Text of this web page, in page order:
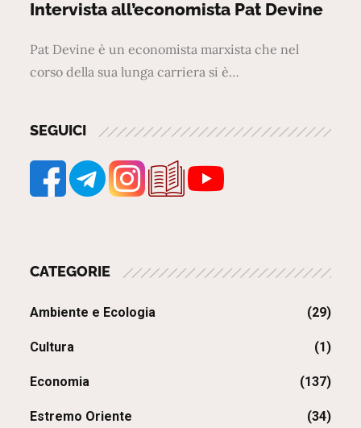
on
Intervista all’economista Pat Devine
Pat Devine è un economista marxista che nel
corso della sua lunga carriera si è…
SEGUICI
CATEGORIE
Ambiente e Ecologia (29)
Cultura (1)
Economia (137)
Estremo Oriente (34)